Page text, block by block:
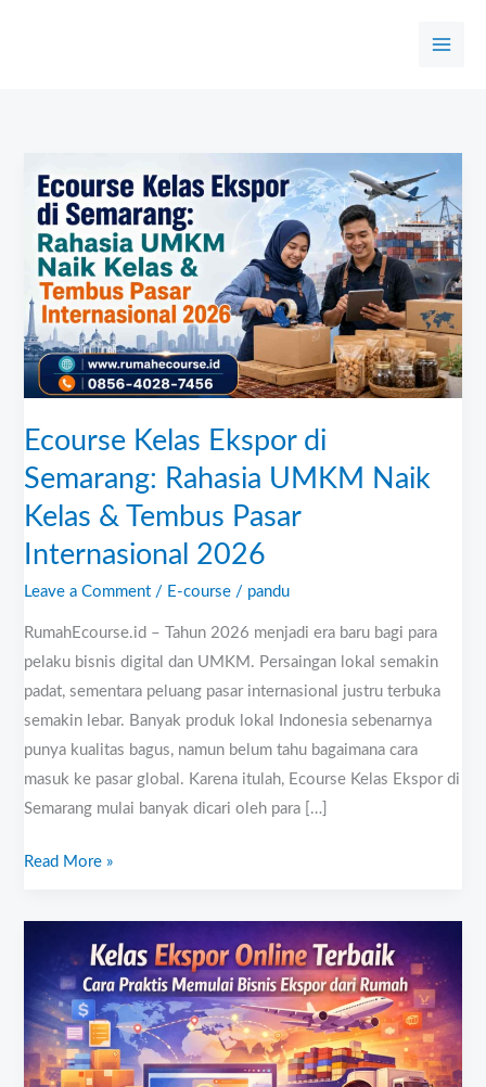
Ecourse Kelas Ekspor di
Semarang: Rahasia UMKM Naik
Kelas & Tembus Pasar
Internasional 2026
Leave a Comment / E-course / pandu
RumahEcourse.id – Tahun 2026 menjadi era baru bagi para
pelaku bisnis digital dan UMKM. Persaingan lokal semakin
padat, sementara peluang pasar internasional justru terbuka
semakin lebar. Banyak produk lokal Indonesia sebenarnya
punya kualitas bagus, namun belum tahu bagaimana cara
masuk ke pasar global. Karena itulah, Ecourse Kelas Ekspor di
Semarang mulai banyak dicari oleh para […]
Kelas
Ekspor
Semarang:
Rahasia
UMKM
Naik
Kelas
&
Pasar
Internasional
2026
Read More »
Ekspor
Online
Terbaik:
Cara
Praktis